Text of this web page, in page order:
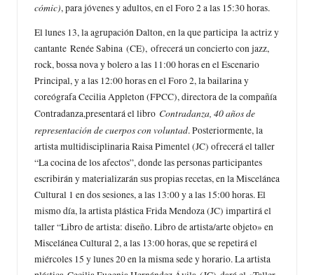
cómic), para jóvenes y adultos, en el Foro 2 a las 15:30 horas.
El lunes 13, la agrupación Dalton, en la que participa la actriz y
cantante Renée Sabina (CE), ofrecerá un concierto con jazz,
rock, bossa nova y bolero a las 11:00 horas en el Escenario
Principal, y a las 12:00 horas en el Foro 2, la bailarina y
coreógrafa Cecilia Appleton (FPCC), directora de la compañía
Contradanza,presentará el libro Contradanza, 40 años de
representación de cuerpos con voluntad. Posteriormente, la
artista multidisciplinaria Raisa Pimentel (JC) ofrecerá el taller
“La cocina de los afectos”, donde las personas participantes
escribirán y materializarán sus propias recetas, en la Miscelánea
Cultural 1 en dos sesiones, a las 13:00 y a las 15:00 horas. El
mismo día, la artista plástica Frida Mendoza (JC) impartirá el
taller “Libro de artista: diseño. Libro de artista/arte objeto» en
Miscelánea Cultural 2, a las 13:00 horas, que se repetirá el
miércoles 15 y lunes 20 en la misma sede y horario. La artista